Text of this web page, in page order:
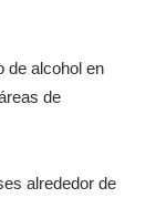
de alcohol en
de
alrededor de